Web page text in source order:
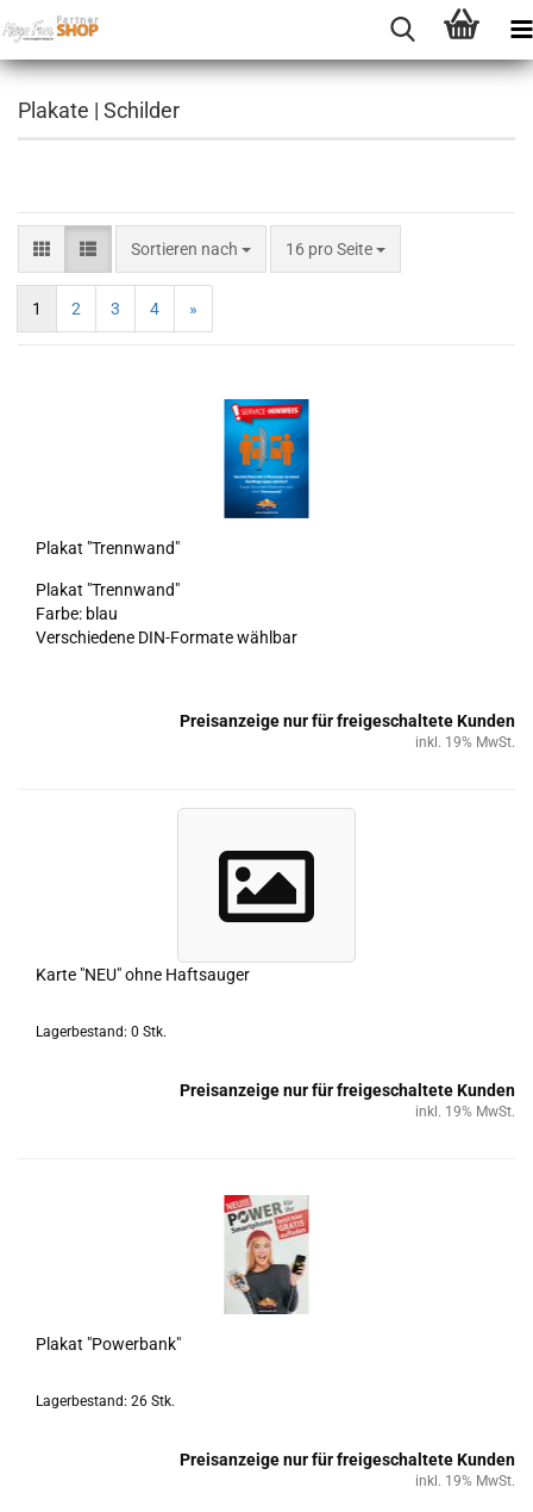
Plakate | Schilder
Sortieren nach 16 pro Seite
1 2 3 4 »
Pla­kat "Trenn­wand"
Pla­kat "Trenn­wand"
Farbe: blau
Ver­schie­de­ne DIN-​Formate wähl­bar
Preisanzeige nur für freigeschaltete Kunden
inkl. 19% MwSt.
Karte "NEU" ohne Haft­sau­ger
Lagerbestand: 0 Stk.
Preisanzeige nur für freigeschaltete Kunden
inkl. 19% MwSt.
Pla­kat "Power­bank"
Lagerbestand: 26 Stk.
Preisanzeige nur für freigeschaltete Kunden
inkl. 19% MwSt.